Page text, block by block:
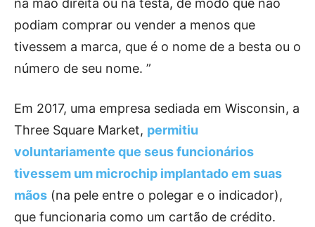
na mão direita ou na testa, de modo que não
podiam comprar ou vender a menos que
tivessem a marca, que é o nome de a besta ou o
número de seu nome. ”
Em 2017, uma empresa sediada em Wisconsin, a
Three Square Market, permitiu
voluntariamente que seus funcionários
tivessem um microchip implantado em suas
mãos (na pele entre o polegar e o indicador),
que funcionaria como um cartão de crédito.